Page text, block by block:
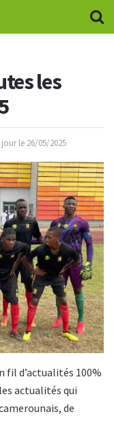
les
le 26/05/2025
fil d’actualités 100%
actualités qui
de